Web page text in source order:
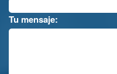
Tu mensaje: